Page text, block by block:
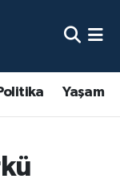
Politika Yaşam